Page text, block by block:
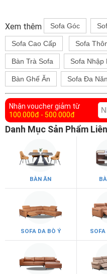
Xem thêm Sofa Góc
Sofa Cao Cấp Sofa
Bàn Trà Sofa Sofa Nhập
Bàn Ghế Ăn Sofa Đa
Nhận voucher giảm từ
100.000đ - 500.000đ
Danh Mục Sản Phẩm
BÀN ĂN
SOFA DA BÒ Ý